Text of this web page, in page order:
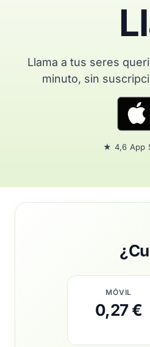
Llama a tus seres
minuto, sin
★ 4,6 App
MÓVIL
0,27 €